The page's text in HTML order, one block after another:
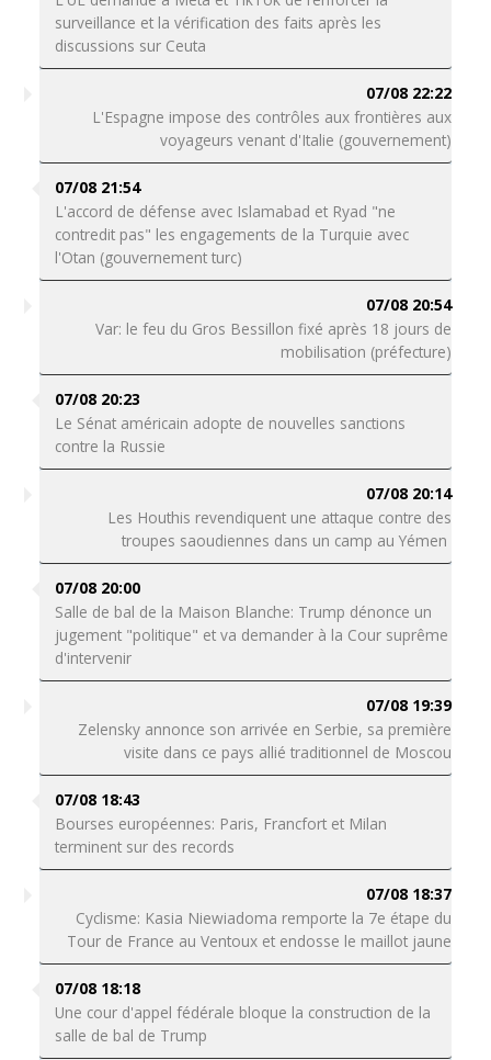
surveillance et la vérification des faits après les
discussions sur Ceuta
07/08 22:22
L'Espagne impose des contrôles aux frontières aux
voyageurs venant d'Italie (gouvernement)
07/08 21:54
L'accord de défense avec Islamabad et Ryad "ne
contredit pas" les engagements de la Turquie avec
l'Otan (gouvernement turc)
07/08 20:54
Var: le feu du Gros Bessillon fixé après 18 jours de
mobilisation (préfecture)
07/08 20:23
Le Sénat américain adopte de nouvelles sanctions
contre la Russie
07/08 20:14
Les Houthis revendiquent une attaque contre des
troupes saoudiennes dans un camp au Yémen
07/08 20:00
Salle de bal de la Maison Blanche: Trump dénonce un
jugement "politique" et va demander à la Cour suprême
d'intervenir
07/08 19:39
Zelensky annonce son arrivée en Serbie, sa première
visite dans ce pays allié traditionnel de Moscou
07/08 18:43
Bourses européennes: Paris, Francfort et Milan
terminent sur des records
07/08 18:37
Cyclisme: Kasia Niewiadoma remporte la 7e étape du
Tour de France au Ventoux et endosse le maillot jaune
07/08 18:18
Une cour d'appel fédérale bloque la construction de la
salle de bal de Trump